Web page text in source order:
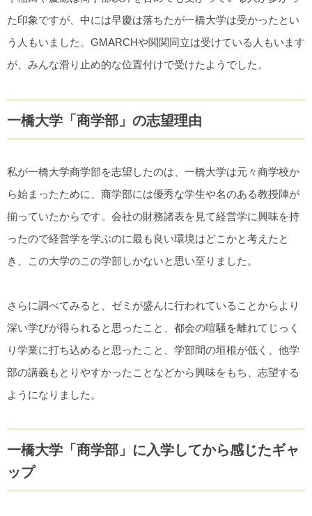
た印象ですが、中には早慶は落ちたが一橋大学は受かったとい
う人もいました。GMARCHや関関同立は受けている人もいます
が、みんな滑り止め的な位置付けで受けたようでした。
一橋大学「商学部」の志望理由
私が一橋大学商学部を志望したのは、一橋大学は元々商学校か
ら始まったために、商学部には優秀な学生や名のある教授陣が
揃っていたからです。会社の財務諸表を見て経営学に興味を持
ったので経営学を学ぶのに最も良い環境はどこかと考えたと
き、この大学のこの学部しかないと思い至りました。
さらに調べてみると、ゼミが盛んに行われていることからより
深い学びが得られると思ったこと、都会の喧騒を離れてじっく
り学業に打ち込めると思ったこと、学部間の垣根が低く、他学
部の講義もとりやすかったことなどから興味をもち、志望する
ようになりました。
一橋大学「商学部」に入学してから感じたギャ
ップ